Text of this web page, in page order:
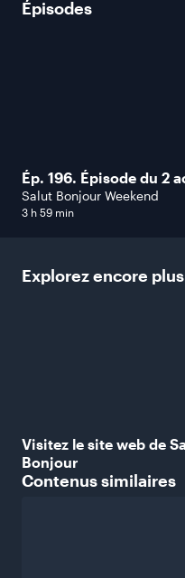
Épisodes
Ép. 196. Épisode du 2
Salut Bonjour Weekend
3 h 59 min
Explorez encore plus
Visitez le site web de
Bonjour
Contenussimilaires